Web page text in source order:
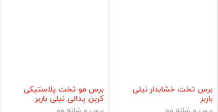
برس تخت خشابدار نیلی
باربر
برس مو تخت پلاستیکی
کربن پدالی نیلی باربر